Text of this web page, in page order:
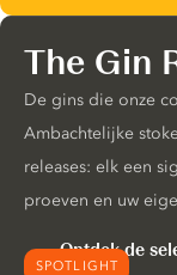
SPOTLIGHT
The Gin
De gins die onze
Ambachtelijke
releases: elk een
proeven en uw
Ontdek de